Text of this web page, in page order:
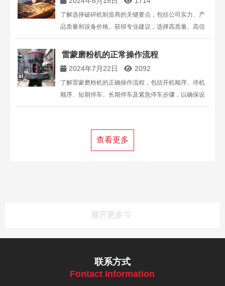
了解选择破碎机制造商的关键要点，包括公司实力、产
品质量和设备价格。获得专业建议，选择高质量、高信
誉的破碎机厂家，确保设备性能和性价比。
雷蒙磨粉机的正常操作流程
2024年7月22日 2092
了解雷蒙磨粉机的正确操作流程，包括开机顺序、停机
顺序、短期停车、长期停车及紧急停车步骤，以确保设
备的安全运行和延长使用寿命。
查看更多
展开更多
联系方式
Fontact Information